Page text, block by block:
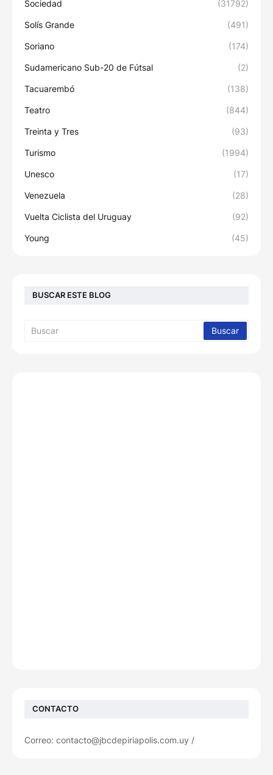
Sociedad (31792)
Solís Grande (491)
Soriano (174)
Sudamericano Sub-20 de Fútsal (2)
Tacuarembó (138)
Teatro (844)
Treinta y Tres (93)
Turismo (1994)
Unesco (17)
Venezuela (28)
Vuelta Ciclista del Uruguay (92)
Young (45)
BUSCAR ESTE BLOG
CONTACTO
Correo: contacto@jbcdepiriapolis.com.uy /